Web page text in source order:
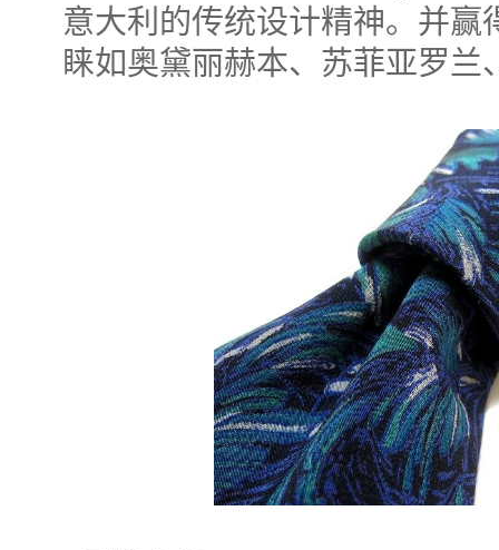
意大利的传统设计精神。并赢
睐如奥黛丽赫本、苏菲亚罗兰